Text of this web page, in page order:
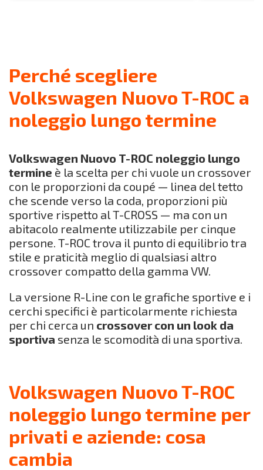
Perché scegliere
Volkswagen Nuovo T-ROC a
noleggio lungo termine
Volkswagen Nuovo T-ROC noleggio lungo
termine è la scelta per chi vuole un crossover
con le proporzioni da coupé — linea del tetto
che scende verso la coda, proporzioni più
sportive rispetto al T-CROSS — ma con un
abitacolo realmente utilizzabile per cinque
persone. T-ROC trova il punto di equilibrio tra
stile e praticità meglio di qualsiasi altro
crossover compatto della gamma VW.
La versione R-Line con le grafiche sportive e i
cerchi specifici è particolarmente richiesta
per chi cerca un crossover con un look da
sportiva senza le scomodità di una sportiva.
Volkswagen Nuovo T-ROC
noleggio lungo termine per
privati e aziende: cosa
cambia